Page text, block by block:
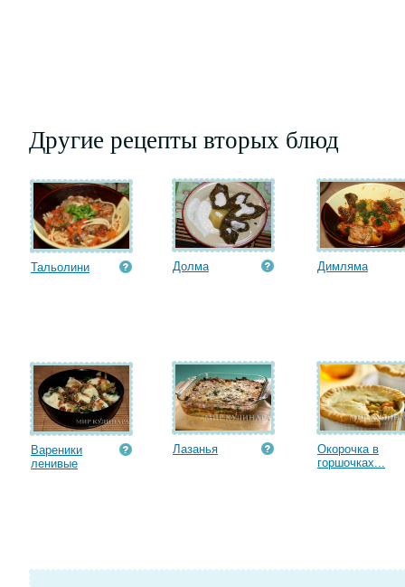
Другие рецепты вторых блюд
Тальолини Долма Димляма
Вареники
ленивые
Лазанья
Окорочка в
горшочках...